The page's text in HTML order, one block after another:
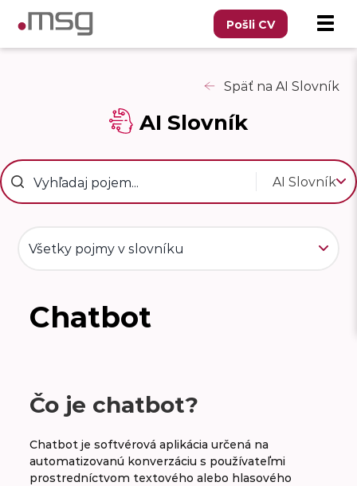
Pošli CV
Späť na AI Slovník
AI Slovník
AI Slovník
Všetky pojmy v slovníku
P R S T V W X
Chatbot
Čo je chatbot?
Chatbot je softvérová aplikácia určená na
automatizovanú konverzáciu s používateľmi
prostredníctvom textového alebo hlasového